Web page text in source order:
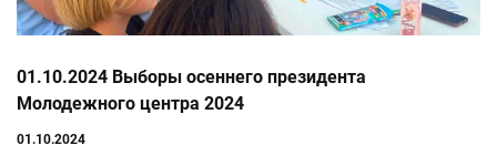
01.10.2024 Выборы осеннего президента
Молодежного центра 2024
01.10.2024